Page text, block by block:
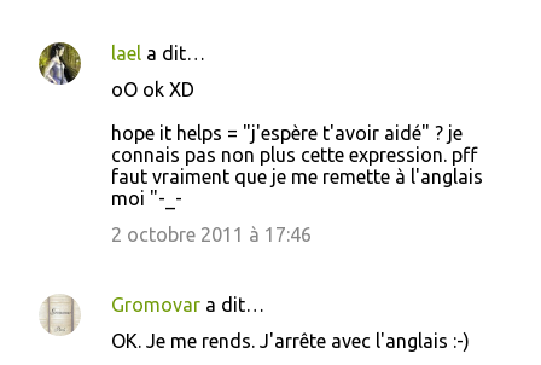
lael a dit…
oO ok XD
hope it helps = "j'espère t'avoir aidé" ? je
connais pas non plus cette expression. pff
faut vraiment que je me remette à l'anglais
moi "-_-
2 octobre 2011 à 17:46
Gromovar a dit…
OK. Je me rends. J'arrête avec l'anglais :-)